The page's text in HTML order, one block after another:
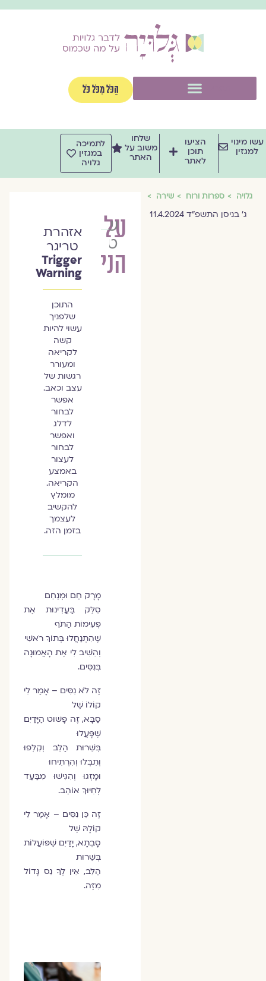
הַכֹּל מִכֹּל כֹּל
מינוי
למגזין
הציעו
תוכן
לאתר
שלחו
משוב על
האתר
לתמיכה
במגזין
גלויה
גלויה ספרות ורוח שירה
ג׳ בניסן התשפ״ד 11.4.2024
על
הניסים
שלמה
טמסות
אזהרת
טריגר
Trigger
Warning
התוכן
שלפניך
עשוי להיות
קשה
לקריאה
ומעורר
רגשות של
עצב וכאב.
אפשר
לבחור
לדלג
ואפשר
לבחור
לעצור
באמצע
הקריאה.
מומלץ
להקשיב
לעצמך
בזמן הזה.
מָרָק חַם וּמְנַחֵם
סִלֵּק בַּעֲדִינוּת אֶת
פְּעִימוֹת הַתֹּף
שֶׁהִתְנַחֲלוּ בְּתוֹךְ רֹאשִׁי
וְהֵשִׁיב לִי אֶת הָאֱמוּנָה
בְּנִסִּים.
זֶה לֹא נִסִּים – אָמַר לִי
קוֹלוֹ שֶׁל
סַבָּא, זֶה פָּשׁוּט הַיָּדַיִם
שֶׁפָּעֲלוּ
בְּשֵׁרוּת הַלֵּב וְקִלְּפוּ
וְתִבְּלוּ וְהִרְתִּיחוּ
וּמָזְגוּ וְהִגִּישׁוּ מִבַּעַד
לְחִיּוּךְ אוֹהֵב.
זֶה כֵּן נִסִּים – אָמַר לִי
קוֹלָהּ שֶׁל
סָבְתָא, יָדַיִם שֶׁפּוֹעֲלוֹת
בְּשֵׁרוּת
הַלֵּב, אֵין לְךָ נֵס גָּדוֹל
מִזֶּה.